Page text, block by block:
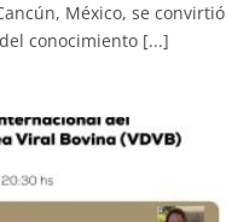
México, se convirtió
conocimiento [...]